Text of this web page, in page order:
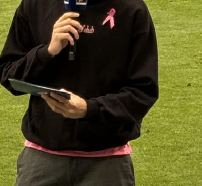
Veranstaltungen
Patientenportal
Karriere
Barrierefreiheit
STANDORTE
Eberbach
Schwetzingen
Sinsheim